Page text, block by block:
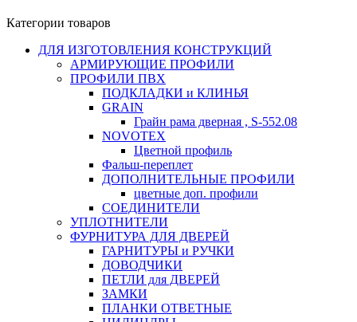
Категории товаров
ДЛЯ ИЗГОТОВЛЕНИЯ КОНСТРУКЦИЙ
АРМИРУЮЩИЕ ПРОФИЛИ
ПРОФИЛИ ПВХ
ПОДКЛАДКИ и КЛИНЬЯ
GRAIN
Грайн рама дверная , S-552.08
NOVOTEX
Цветной профиль
Фальш-переплет
ДОПОЛНИТЕЛЬНЫЕ ПРОФИЛИ
цветные доп. профили
СОЕДИНИТЕЛИ
УПЛОТНИТЕЛИ
ФУРНИТУРА ДЛЯ ДВЕРЕЙ
ГАРНИТУРЫ и РУЧКИ
ДОВОДЧИКИ
ПЕТЛИ для ДВЕРЕЙ
ЗАМКИ
ПЛАНКИ ОТВЕТНЫЕ